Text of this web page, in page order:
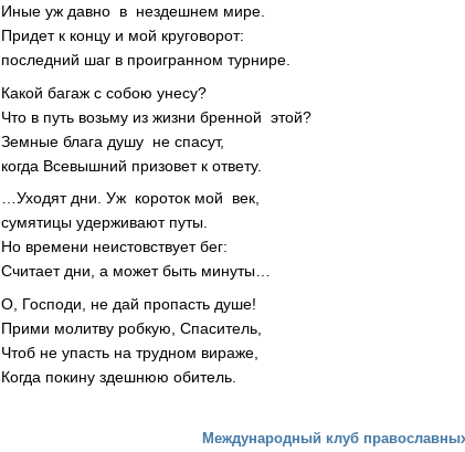
Иные уж давно в нездешнем мире.
Придет к концу и мой круговорот:
последний шаг в проигранном турнире.
Какой багаж с собою унесу?
Что в путь возьму из жизни бренной этой?
Земные блага душу не спасут,
когда Всевышний призовет к ответу.
…Уходят дни. Уж короток мой век,
сумятицы удерживают путы.
Но времени неистовствует бег:
Считает дни, а может быть минуты…
О, Господи, не дай пропасть душе!
Прими молитву робкую, Спаситель,
Чтоб не упасть на трудном вираже,
Когда покину здешнюю обитель.
Международный клуб